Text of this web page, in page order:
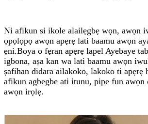
Ni afikun si ikole alailẹgbẹ wọn, awọn
ọpọlọpọ awọn apẹrẹ lati baamu awọn
ẹni.Boya o fẹran apẹrẹ lapel Ayebaye
igbona, aṣa kan wa lati baamu awọn
ṣafihan didara ailakoko, lakoko ti apẹrẹ
afikun agbegbe ati itunu, pipe fun awọn
awọn irọlẹ.